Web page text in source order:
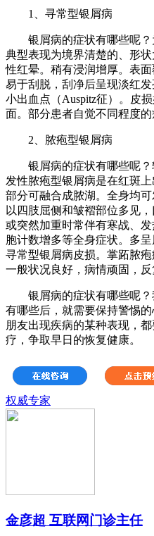
1、寻常型银屑病
银屑病的症状有哪些呢？
典型表现为境界清楚的、形
性红晕。稍有浸润增厚。表
易于刮脱，刮净后呈现淡红
小出血点（Auspitz征）。皮
面。部分患者自觉不同程度的
2、脓疱型银屑病
银屑病的症状有哪些呢
发性脓疱型银屑病是在红斑
部分可融合成脓湖。全身均
以四肢屈侧和皱褶部位多见
或突然加重时常伴有寒战、
胞计数增多等全身症状。多
寻常型银屑病皮损。掌跖脓
一般状况良好，病情顽固，
银屑病的症状有哪些呢
有哪些后，就需要保持警惕
朋友出现疾病的某种表现，
疗，争取早日的恢复健康。
权威专家
金彦超 互联网门诊主任